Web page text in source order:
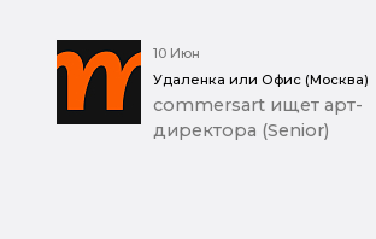
10 Июн
Удаленка или Офис (Москва)
commersart ищет арт-
директора (Senior)